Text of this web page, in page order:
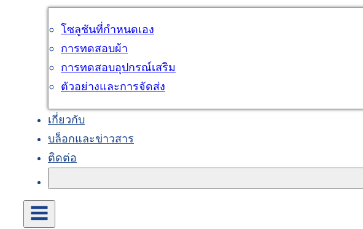
โซลูชันที่กำหนดเอง
การทดสอบผ้า
การทดสอบอุปกรณ์เสริม
ตัวอย่างและการจัดส่ง
เกี่ยวกับ
บล็อกและข่าวสาร
ติดต่อ